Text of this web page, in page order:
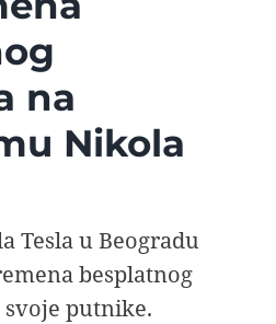
na
Nikola
Tesla u Beogradu
besplatnog
putnike.